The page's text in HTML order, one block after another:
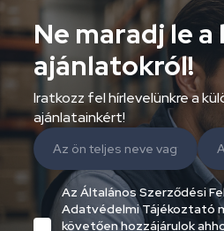
Ne maradj le
ajánlatokról!
Iratkozz fel hírlevelünkre a
ajánlatainkért!
Az Általános Szerződési
Adatvédelmi Tájékoztató
követően hozzájárulok